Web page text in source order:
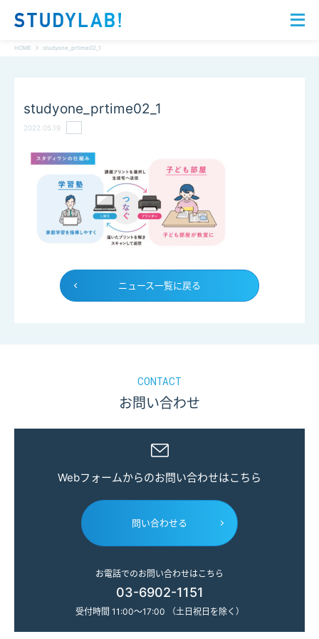
HOME studyone_prtime02_1
studyone_prtime02_1
2022.05.19
ニュース一覧に戻る
CONTACT
お問い合わせ
Webフォームからのお問い合わせはこちら
問い合わせる
お電話でのお問い合わせはこちら
03-6902-1151
受付時間 11:00～17:00 （土日祝日を除く）